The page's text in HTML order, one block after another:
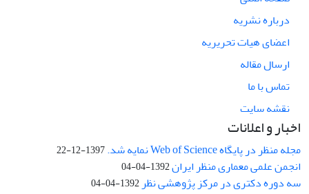
درباره نشریه
اعضای هیات تحریریه
ارسال مقاله
تماس با ما
نقشه سایت
اخبار و اعلانات
مجله منظر در پایگاه Web of Science نمایه شد. 1397-12-22
انجمن علمی معماری منظر ایران1392-04-04
سه دوره دکتری در مرکز پژوهشی نظر 1392-04-04